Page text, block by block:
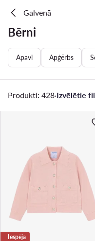
Galvenā
Bērni
Apavi Apģērbs
Produkti: 428·Izvēlētie
Iespēja